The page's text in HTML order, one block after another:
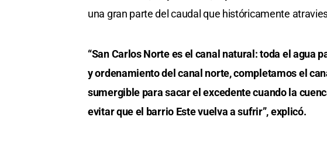
una gran parte del caudal que históricamente
“San Carlos Norte es el canal natural: toda el agua
y ordenamiento del canal norte, completamos el
sumergible para sacar el excedente cuando la
evitar que el barrio Este vuelva a sufrir”, explicó.